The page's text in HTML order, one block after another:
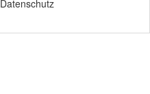
Datenschutz